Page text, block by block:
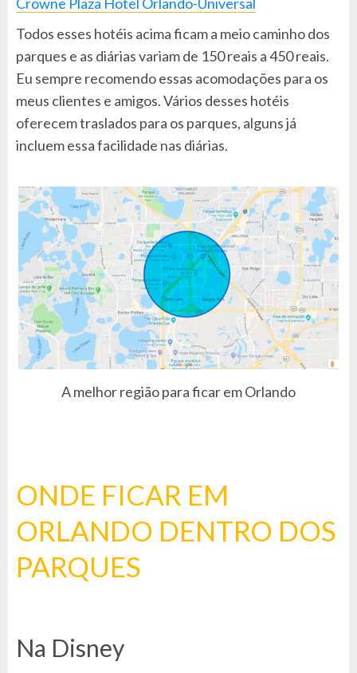
Todos esses hotéis acima ficam a meio caminho dos
parques e as diárias variam de 150 reais a 450 reais.
Eu sempre recomendo essas acomodações para os
meus clientes e amigos. Vários desses hotéis
oferecem traslados para os parques, alguns já
incluem essa facilidade nas diárias.
A melhor região para ficar em Orlando
ONDE FICAR EM
ORLANDO DENTRO DOS
PARQUES
Na Disney